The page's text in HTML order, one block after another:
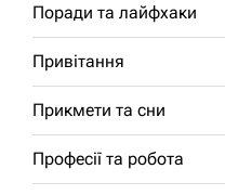
Поради та лайфхаки
Привітання
Прикмети та сни
Професії та робота